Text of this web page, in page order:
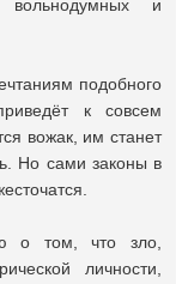
и
подобного
к совсем
вожак, им станет
Но сами законы в
о том, что зло,
личности,